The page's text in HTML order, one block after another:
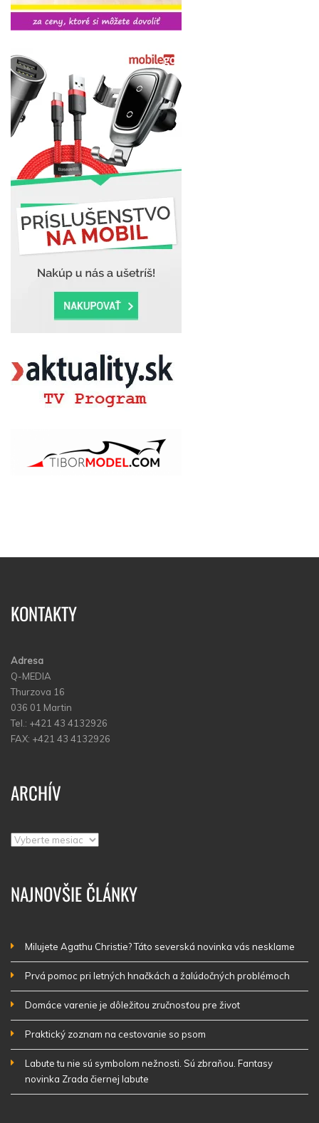
KONTAKTY
Adresa
Q-MEDIA
Thurzova 16
036 01 Martin
Tel.: +421 43 4132926
FAX: +421 43 4132926
ARCHÍV
Archív
NAJNOVŠIE ČLÁNKY
Milujete Agathu Christie? Táto severská novinka vás nesklame
Prvá pomoc pri letných hnačkách a žalúdočných problémoch
Domáce varenie je dôležitou zručnosťou pre život
Praktický zoznam na cestovanie so psom
Labute tu nie sú symbolom nežnosti. Sú zbraňou. Fantasy
novinka Zrada čiernej labute